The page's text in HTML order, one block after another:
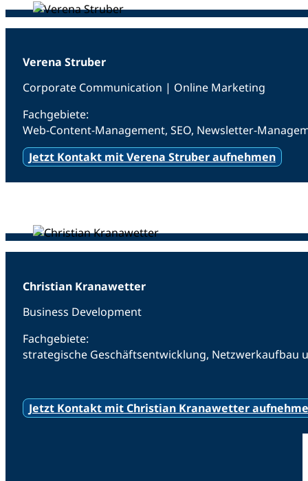
Verena Struber
Corporate Communication | Online Marketing
Fachgebiete:
Web-Content-Management, SEO, Newsletter-
Jetzt Kontakt mit Verena Struber aufnehmen
Christian Kranawetter
Business Development
Fachgebiete:
strategische Geschäftsentwicklung, Netzwerkaufbau
Jetzt Kontakt mit Christian Kranawetter